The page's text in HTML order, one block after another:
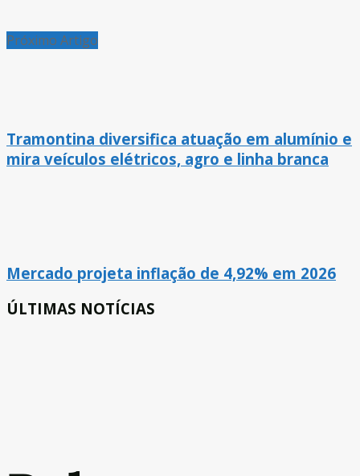
Próximo Artigo
Tramontina diversifica atuação em alumínio e
mira veículos elétricos, agro e linha branca
Mercado projeta inflação de 4,92% em 2026
ÚLTIMAS NOTÍCIAS